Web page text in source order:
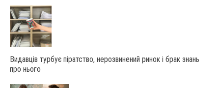
Видавців турбує піратство, нерозвинений ринок і брак знань
про нього